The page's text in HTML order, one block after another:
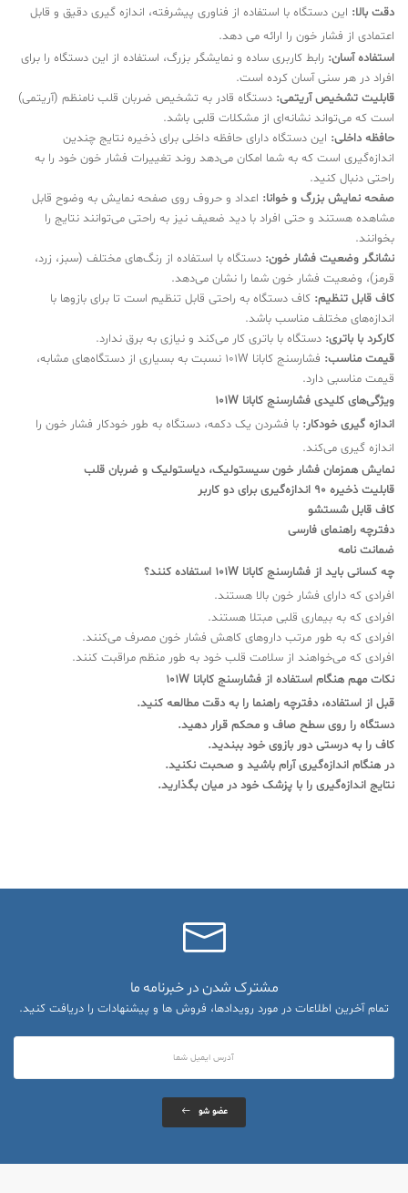
دقت بالا: این دستگاه با استفاده از فناوری پیشرفته، اندازه گیری دقیق و قابل
اعتمادی از فشار خون را ارائه می دهد.
استفاده آسان: رابط کاربری ساده و نمایشگر بزرگ، استفاده از این دستگاه را برای
افراد در هر سنی آسان کرده است.
قابلیت تشخیص آریتمی: دستگاه قادر به تشخیص ضربان قلب نامنظم (آریتمی)
است که می‌تواند نشانه‌ای از مشکلات قلبی باشد.
حافظه داخلی: این دستگاه دارای حافظه داخلی برای ذخیره نتایج چندین
اندازه‌گیری است که به شما امکان می‌دهد روند تغییرات فشار خون خود را به
راحتی دنبال کنید.
صفحه نمایش بزرگ و خوانا: اعداد و حروف روی صفحه نمایش به وضوح قابل
مشاهده هستند و حتی افراد با دید ضعیف نیز به راحتی می‌توانند نتایج را
بخوانند.
نشانگر وضعیت فشار خون: دستگاه با استفاده از رنگ‌های مختلف (سبز، زرد،
قرمز)، وضعیت فشار خون شما را نشان می‌دهد.
کاف قابل تنظیم: کاف دستگاه به راحتی قابل تنظیم است تا برای بازوها با
اندازه‌های مختلف مناسب باشد.
کارکرد با باتری: دستگاه با باتری کار می‌کند و نیازی به برق ندارد.
قیمت مناسب:
فشارسنج کابانا 101W نسبت به بسیاری از دستگاه‌های مشابه،
قیمت مناسبی دارد.
ویژگی‌های کلیدی فشارسنج کابانا 101W
اندازه گیری خودکار: با فشردن یک دکمه، دستگاه به طور خودکار فشار خون را
اندازه گیری می‌کند.
نمایش همزمان فشار خون سیستولیک، دیاستولیک و ضربان قلب
قابلیت ذخیره 90 اندازه‌گیری برای دو کاربر
کاف قابل شستشو
دفترچه راهنمای فارسی
ضمانت نامه
چه کسانی باید از فشارسنج کابانا 101W استفاده کنند؟
افرادی که دارای فشار خون بالا هستند.
افرادی که به بیماری قلبی مبتلا هستند.
افرادی که به طور مرتب داروهای کاهش فشار خون مصرف می‌کنند.
افرادی که می‌خواهند از سلامت قلب خود به طور منظم مراقبت کنند.
نکات مهم هنگام استفاده از فشارسنج کابانا 101W
قبل از استفاده، دفترچه راهنما را به دقت مطالعه کنید.
دستگاه را روی سطح صاف و محکم قرار دهید.
کاف را به درستی دور بازوی خود ببندید.
در هنگام اندازه‌گیری آرام باشید و صحبت نکنید.
نتایج اندازه‌گیری را با پزشک خود در میان بگذارید.
مشترک شدن در خبرنامه ما
تمام آخرین اطلاعات در مورد رویدادها، فروش ها و پیشنهادات را دریافت کنید.
عضو شو